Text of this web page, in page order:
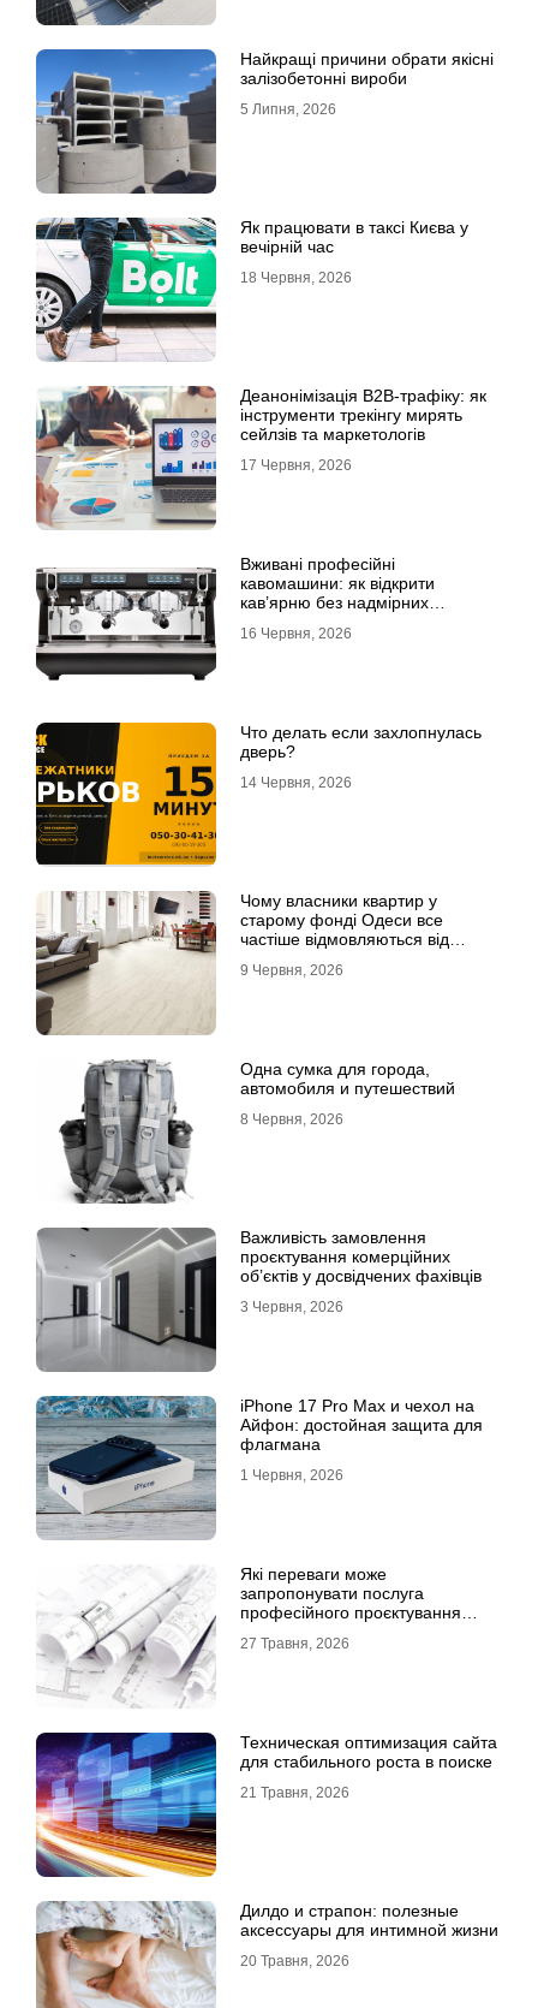
Найкращі причини обрати якісні
залізобетонні вироби
5 Липня, 2026
Як працювати в таксі Києва у
вечірній час
18 Червня, 2026
Деанонімізація B2B-трафіку: як
інструменти трекінгу мирять
сейлзів та маркетологів
17 Червня, 2026
Вживані професійні
кавомашини: як відкрити
кав’ярню без надмірних
16 Червня, 2026
Что делать если захлопнулась
дверь?
14 Червня, 2026
Чому власники квартир у
старому фонді Одеси все
частіше відмовляються від
9 Червня, 2026
Одна сумка для города,
автомобиля и путешествий
8 Червня, 2026
Важливість замовлення
проєктування комерційних
об’єктів у досвідчених фахівців
3 Червня, 2026
iPhone 17 Pro Max и чехол на
Айфон: достойная защита для
флагмана
1 Червня, 2026
Які переваги може
запропонувати послуга
професійного проєктування
27 Травня, 2026
Техническая оптимизация сайта
для стабильного роста в поиске
21 Травня, 2026
Дилдо и страпон: полезные
аксессуары для интимной жизни
20 Травня, 2026